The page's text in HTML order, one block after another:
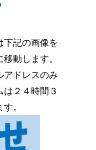
下記の画像を
動します。
アドレスのみ
は２４時間３
。